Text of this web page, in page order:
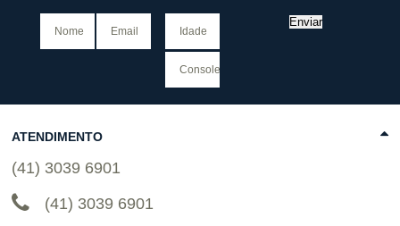
Enviar
ATENDIMENTO
(41) 3039 6901
(41) 3039 6901